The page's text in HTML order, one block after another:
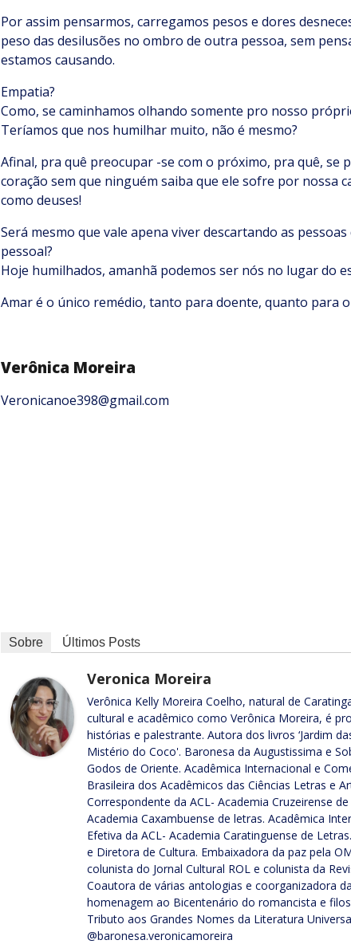
Por assim pensarmos, carregamos pesos e dores
peso das desilusões no ombro de outra pessoa, sem
estamos causando.
Empatia?
Como, se caminhamos olhando somente pro nosso
Teríamos que nos humilhar muito, não é mesmo?
Afinal, pra quê preocupar -se com o próximo, pra quê, se
coração sem que ninguém saiba que ele sofre por nossa
como deuses!
Será mesmo que vale apena viver descartando as
pessoal?
Hoje humilhados, amanhã podemos ser nós no lugar do
Amar é o único remédio, tanto para doente, quanto para
Verônica Moreira
Veronicanoe398@gmail.com
Sobre Últimos Posts
Veronica Moreira
Verônica Kelly Moreira Coelho, natural de
cultural e acadêmico como Verônica Moreira, é
histórias e palestrante. Autora dos livros ‘Jardim
Mistério do Coco'. Baronesa da Augustissima e
Godos de Oriente. Acadêmica Internacional e
Brasileira dos Acadêmicos das Ciências Letras e
Correspondente da ACL- Academia Cruzeirense
Academia Caxambuense de letras. Acadêmica
Efetiva da ACL- Academia Caratinguense de
e Diretora de Cultura. Embaixadora da paz pela
colunista do Jornal Cultural ROL e colunista da
Coautora de várias antologias e coorganizadora
homenagem ao Bicentenário do romancista e
Tributo aos Grandes Nomes da Literatura
@baronesa.veronicamoreira